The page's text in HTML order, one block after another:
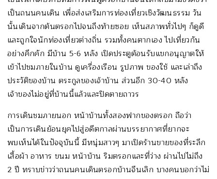
เป็นถนนคนเดิน เพื่อส่งเสริมการท่องเที่ยวเชิงวัฒนธรรม วัน
นั้นเดินจากต้นตรอกไปจนถึงท้ายซอย เห็นสภาพทั่วไปๆ ก็ดูดี
และถูกใจนักท่องเที่ยวต่างถิ่น รวมทั้งคนตากเอง ไปเที่ยวกัน
อย่างคึกคัก มีบ้าน 5-6 หลัง เปิดประตูต้อนรับแขกอนุญาตให้
เข้าไปชมภายในบ้าน ดูเครื่องเรือน รูปภาพ ของใช้ และเล่าถึง
ประวัติของบ้าน ตระกูลของเจ้าบ้าน ส่วนอีก 30-40 หลัง
เจ้าของไม่อยู่ที่บ้านนี้แล้วและปิดตายถาวร
การเดินชมภายนอก หน้าบ้านทั้งสองฟากของตรอก ถือว่า
เป็นการเดินย้อนยุคไปสู่อดีตกาลผ่านบรรยากาศที่ยากจะ
พบเห็นได้ในปัจจุบันนี้ มีหนุ่มสาวๆ มาเปิดร้านขายของที่ระลึก
เสื้อผ้า อาหาร ขนม หน้าบ้าน ริมตรอกและที่ว่าง ผ่านไปไม่ถึง
2 ปี ทราบข่าวว่าถนนคนเดินตรอกบ้านจีนเลิก บางคนบอกว่าไม่